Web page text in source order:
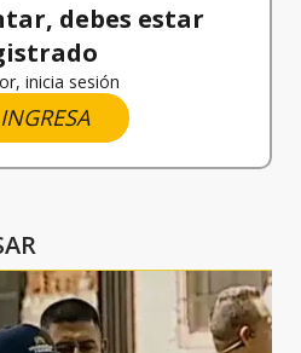
debes estar
inicia sesión
INGRESA